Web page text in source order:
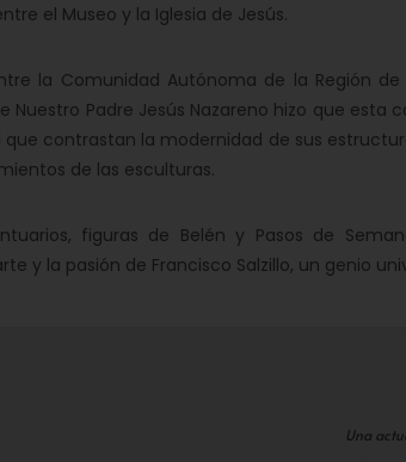
el Museo y la Iglesia de Jesús.
la Comunidad Autónoma de la Región
Nuestro Padre Jesús Nazareno hizo que esta
contrastan la modernidad de sus
de las esculturas.
figuras de Belén y Pasos de
y la pasión de Francisco Salzillo, un genio
Una